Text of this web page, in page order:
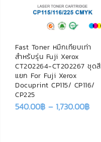
Fast Toner หมึกเทียบเท่า
สำหรับรุ่น Fuji Xerox
CT202264-CT202267 ชุดสี
แยก For Fuji Xerox
Docuprint CP115/ CP116/
CP225
540.00฿ – 1,730.00฿